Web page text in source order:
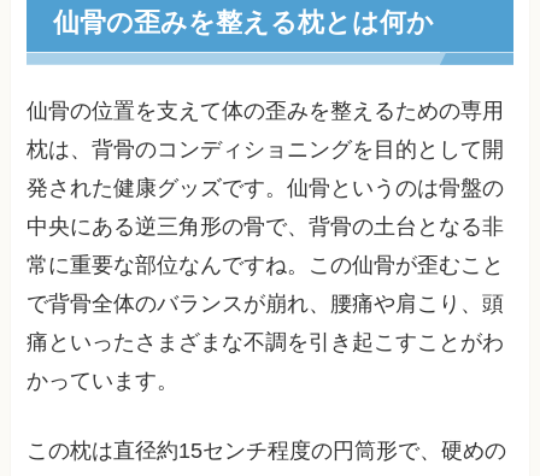
仙骨の歪みを整える枕とは何か
仙骨の位置を支えて体の歪みを整えるための専用
枕は、背骨のコンディショニングを目的として開
発された健康グッズです。仙骨というのは骨盤の
中央にある逆三角形の骨で、背骨の土台となる非
常に重要な部位なんですね。この仙骨が歪むこと
で背骨全体のバランスが崩れ、腰痛や肩こり、頭
痛といったさまざまな不調を引き起こすことがわ
かっています。
この枕は直径約15センチ程度の円筒形で、硬めの